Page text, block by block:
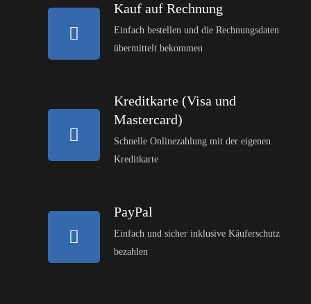
Kauf auf Rechnung
Einfach bestellen und die Rechnungsdaten
übermittelt bekommen
Kreditkarte (Visa und
Mastercard)
Schnelle Onlinezahlung mit der eigenen
Kreditkarte
PayPal
Einfach und sicher inklusive Käuferschutz
bezahlen